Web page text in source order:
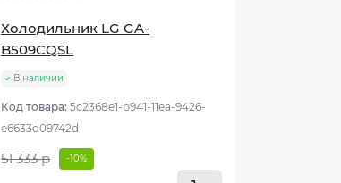
Холодильник LG GA-
B509CQSL
В наличии
Код товара:5c2368e1-b941-11ea-9426-
e6633d09742d
51 333 р -10%